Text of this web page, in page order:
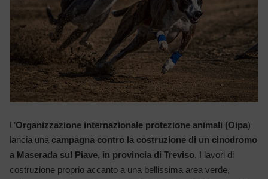
L’Organizzazione internazionale protezione animali (Oipa)
lancia una campagna contro la costruzione di un cinodromo
a Maserada sul Piave, in provincia di Treviso. I lavori di
costruzione proprio accanto a una bellissima area verde,